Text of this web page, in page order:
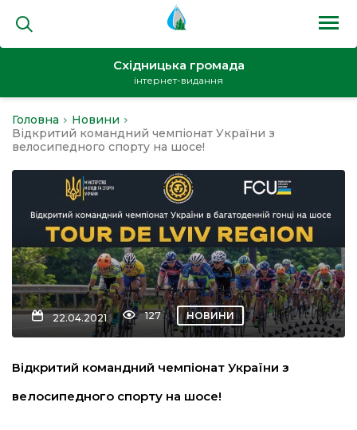
Східницька громада
інтернет-видання
Головна
Новини
Відкритий командний чемпіонат України з
велосипедного спорту на шосе!
22.04.2021 127 НОВИНИ
Відкритий командний чемпіонат України з
велосипедного спорту на шосе!